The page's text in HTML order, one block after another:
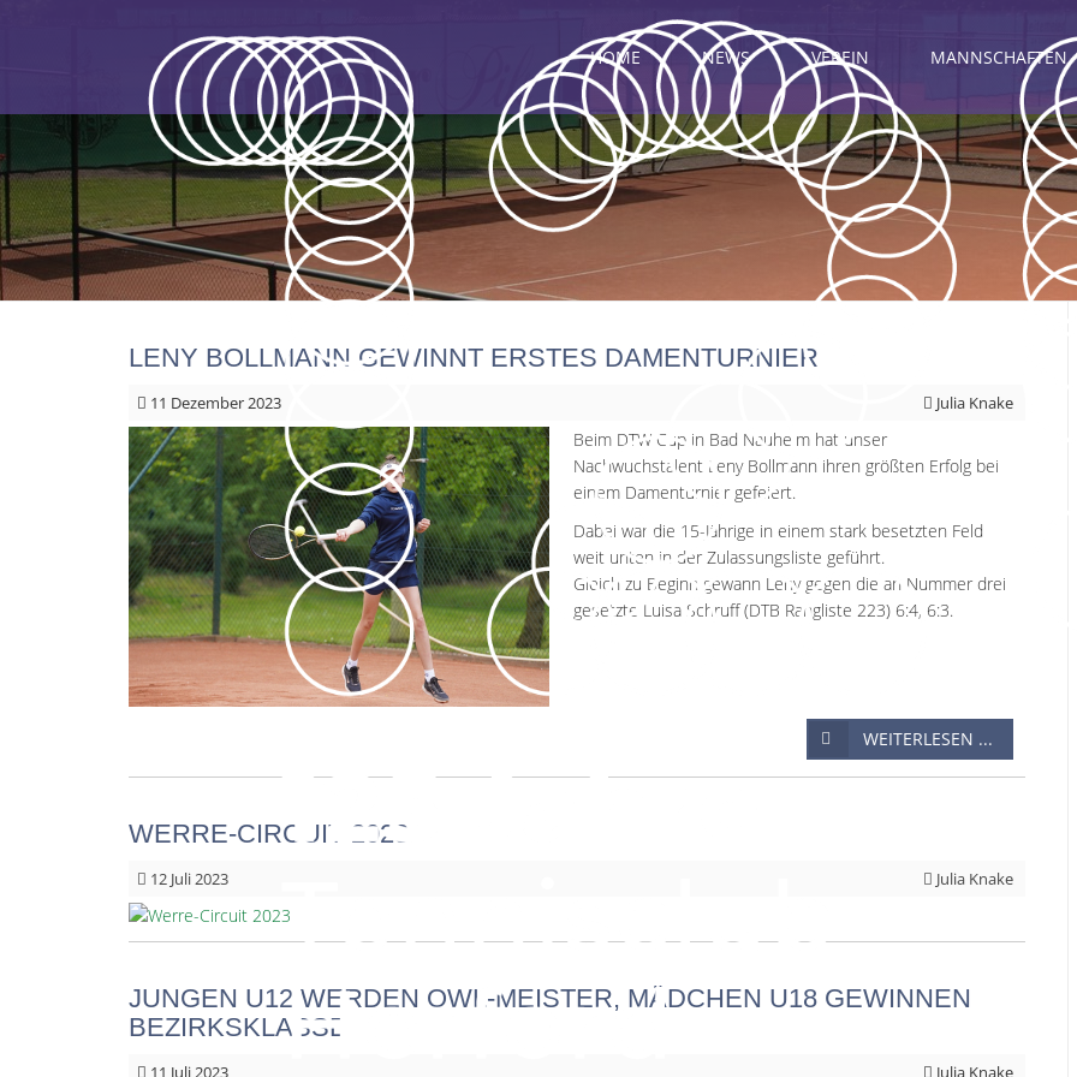
HOME NEWS VEREIN MANNSCHAFTEN
LENY BOLLMANN GEWINNT ERSTES DAMENTURNIER
11 Dezember 2023 Julia Knake
Beim DTW Cup in Bad Nauheim hat unser
Nachwuchstalent Leny Bollmann ihren größten Erfolg bei
einem Damenturnier gefeiert.
Dabei war die 15-Jährige in einem stark besetzten Feld
weit unten in der Zulassungsliste geführt.
Gleich zu Beginn gewann Leny gegen die an Nummer drei
gesetzte Luisa Schruff (DTB Rangliste 223) 6:4, 6:3.
WEITERLESEN ...
WERRE-CIRCUIT 2023
12 Juli 2023 Julia Knake
JUNGEN U12 WERDEN OWL-MEISTER, MÄDCHEN U18 GEWINNEN
BEZIRKSKLASSE
11 Juli 2023 Julia Knake